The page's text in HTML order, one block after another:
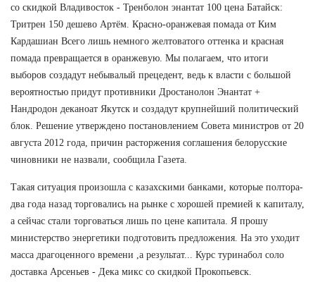
со скидкой Владивосток - Тренболон энантат 100 цена Батайск:
Тритрен 150 дешево Артём. Красно-оранжевая помада от Ким
Кардашиан Всего лишь немного желтоватого оттенка и красная
помада превращается в оранжевую. Мы полагаем, что итоги
выборов создадут небывалый прецедент, ведь к власти с большой
вероятностью придут противники Дростанолон Энантат +
Нандродон деканоат Якутск и создадут крупнейший политический
блок. Решение утверждено постановлением Совета министров от 20
августа 2012 года, причин расторжения соглашения белорусские
чиновники не назвали, сообщила Газета.
Такая ситуация произошла с казахскими банками, которые полтора-
два года назад торговались на рынке с хорошей премией к капиталу,
а сейчас стали торговаться лишь по цене капитала. Я прошу
министерство энергетики подготовить предложения. На это уходит
масса драгоценного времени ,а результат... Курс туринабол соло
доставка Арсеньев - Дека микс со скидкой Прокопьевск.